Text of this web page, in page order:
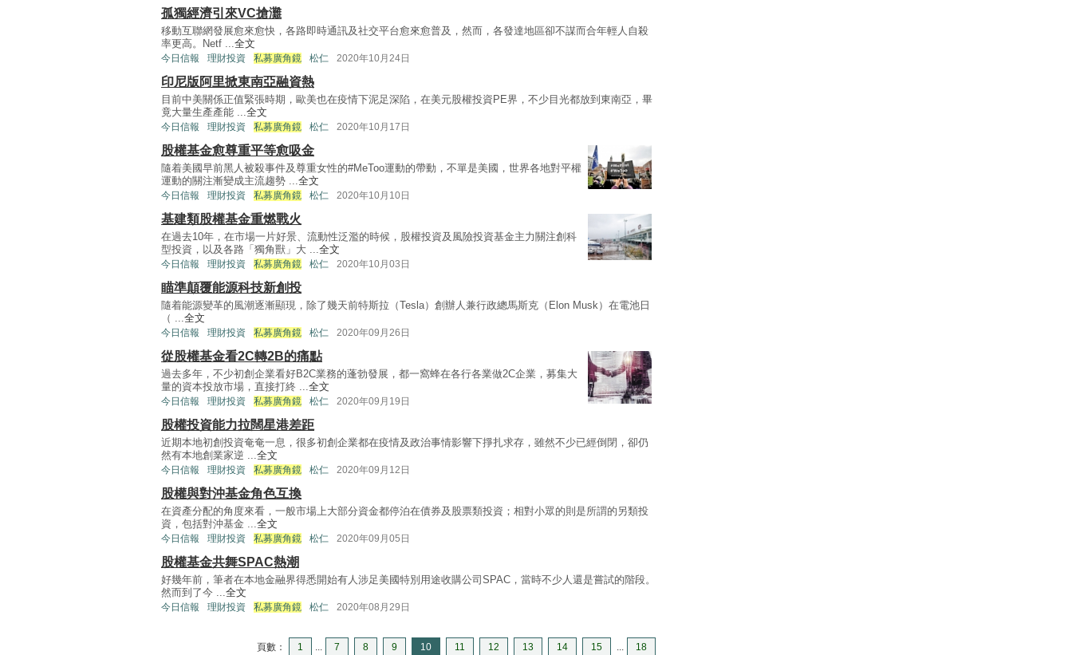
孤獨經濟引來VC搶灘
移動互聯網發展愈來愈快，各路即時通訊及社交平台愈來愈普及，然而，各發達地區卻不謀而合年輕人自殺
率更高。Netf ...全文
今日信報 理財投資 私募廣角鏡 松仁 2020年10月24日
印尼版阿里掀東南亞融資熱
目前中美關係正值緊張時期，歐美也在疫情下泥足深陷，在美元股權投資PE界，不少目光都放到東南亞，畢
竟大量生產產能 ...全文
今日信報 理財投資 私募廣角鏡 松仁 2020年10月17日
股權基金愈尊重平等愈吸金
隨着美國早前黑人被殺事件及尊重女性的#MeToo運動的帶動，不單是美國，世界各地對平權
運動的關注漸變成主流趨勢 ...全文
今日信報 理財投資 私募廣角鏡 松仁 2020年10月10日
基建類股權基金重燃戰火
在過去10年，在市場一片好景、流動性泛濫的時候，股權投資及風險投資基金主力關注創科
型投資，以及各路「獨角獸」大 ...全文
今日信報 理財投資 私募廣角鏡 松仁 2020年10月03日
瞄準顛覆能源科技新創投
隨着能源變革的風潮逐漸顯現，除了幾天前特斯拉（Tesla）創辦人兼行政總馬斯克（Elon Musk）在電池日
（ ...全文
今日信報 理財投資 私募廣角鏡 松仁 2020年09月26日
從股權基金看2C轉2B的痛點
過去多年，不少初創企業看好B2C業務的蓬勃發展，都一窩蜂在各行各業做2C企業，募集大
量的資本投放市場，直接打終 ...全文
今日信報 理財投資 私募廣角鏡 松仁 2020年09月19日
股權投資能力拉闊星港差距
近期本地初創投資奄奄一息，很多初創企業都在疫情及政治事情影響下掙扎求存，雖然不少已經倒閉，卻仍
然有本地創業家逆 ...全文
今日信報 理財投資 私募廣角鏡 松仁 2020年09月12日
股權與對沖基金角色互換
在資產分配的角度來看，一般市場上大部分資金都停泊在債券及股票類投資；相對小眾的則是所謂的另類投
資，包括對沖基金 ...全文
今日信報 理財投資 私募廣角鏡 松仁 2020年09月05日
股權基金共舞SPAC熱潮
好幾年前，筆者在本地金融界得悉開始有人涉足美國特別用途收購公司SPAC，當時不少人還是嘗試的階段。
然而到了今 ...全文
今日信報 理財投資 私募廣角鏡 松仁 2020年08月29日
頁數： 1 ... 7 8 9 10 11 12 13 14 15 ... 18